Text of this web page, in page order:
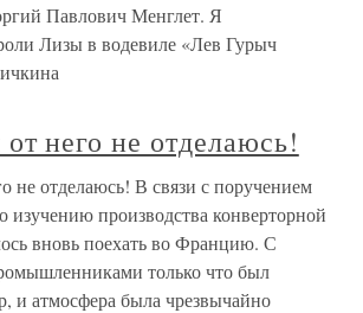
Павлович Менглет. Я
Лизы в водевиле «Лев Гурыч
него не отделаюсь!
не отделаюсь! В связи с поручением
производства конверторной
вновь поехать во Францию. С
только что был
и атмосфера была чрезвычайно